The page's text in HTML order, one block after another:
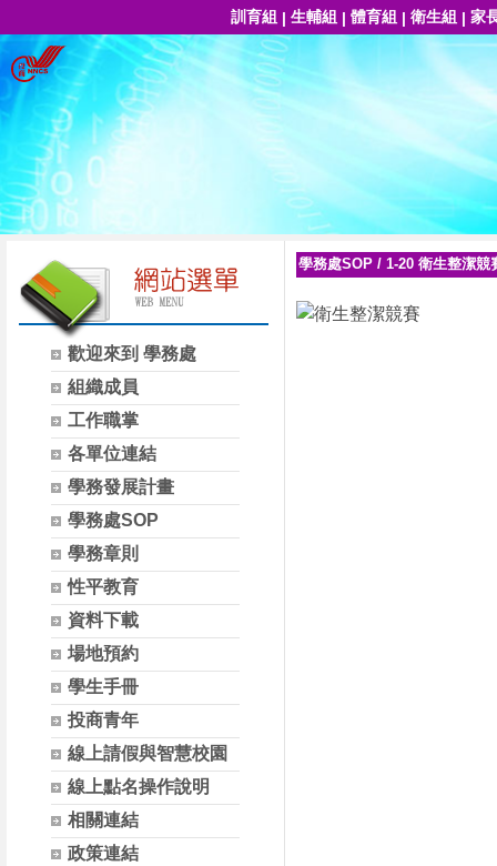
訓育組 | 生輔組 | 體育組 | 衛生組 | 家
歡迎來到 學務處
組織成員
工作職掌
各單位連結
學務發展計畫
學務處SOP
學務章則
性平教育
資料下載
場地預約
學生手冊
投商青年
線上請假與智慧校園
線上點名操作說明
相關連結
政策連結
學務處SOP / 1-20 衛生整潔競